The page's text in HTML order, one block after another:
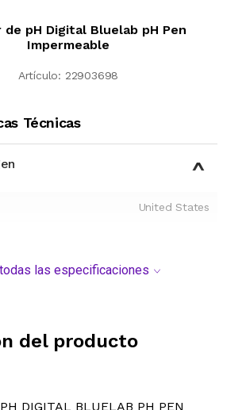
de pH Digital Bluelab pH Pen
Impermeable
Artículo: 22903698
Técnicas
United States
las especificaciones
del producto
DIGITAL BLUELAB PH PEN